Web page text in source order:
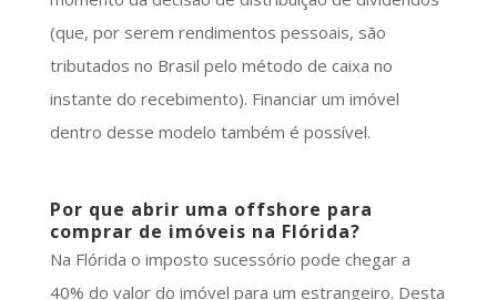
(que, por serem rendimentos pessoais, são
tributados no Brasil pelo método de caixa no
instante do recebimento). Financiar um imóvel
dentro desse modelo também é possível.
Por que abrir uma offshore para
comprar de imóveis na Flórida?
Na Flórida o imposto sucessório pode chegar a
40% do valor do imóvel para um estrangeiro. Desta